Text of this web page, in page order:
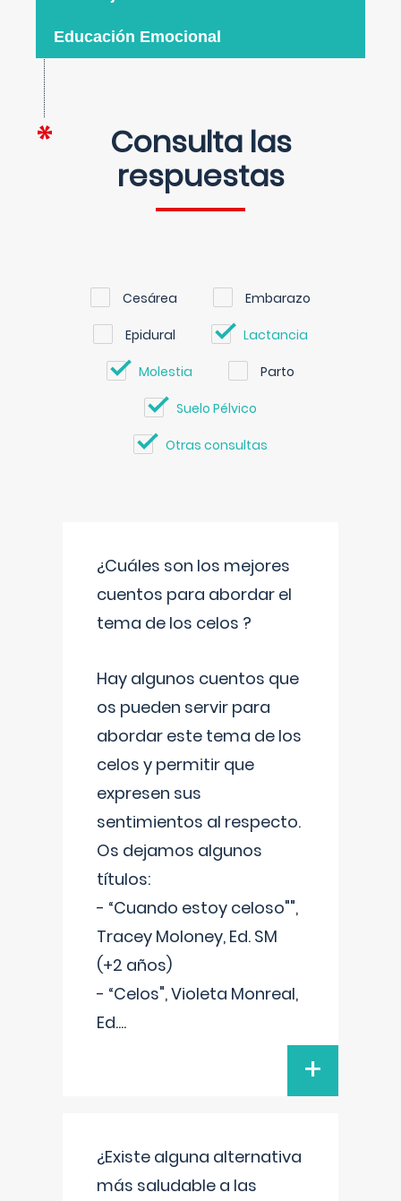
Educación Emocional
Consulta las
respuestas
Cesárea Embarazo
Epidural Lactancia
Molestia Parto
Suelo Pélvico
Otras consultas
¿Cuáles son los mejores
cuentos para abordar el
tema de los celos ?
Hay algunos cuentos que
os pueden servir para
abordar este tema de los
celos y permitir que
expresen sus
sentimientos al respecto.
Os dejamos algunos
títulos:
- “Cuando estoy celoso"",
Tracey Moloney, Ed. SM
(+2 años)
- “Celos", Violeta Monreal,
Ed....
+
¿Existe alguna alternativa
más saludable a las